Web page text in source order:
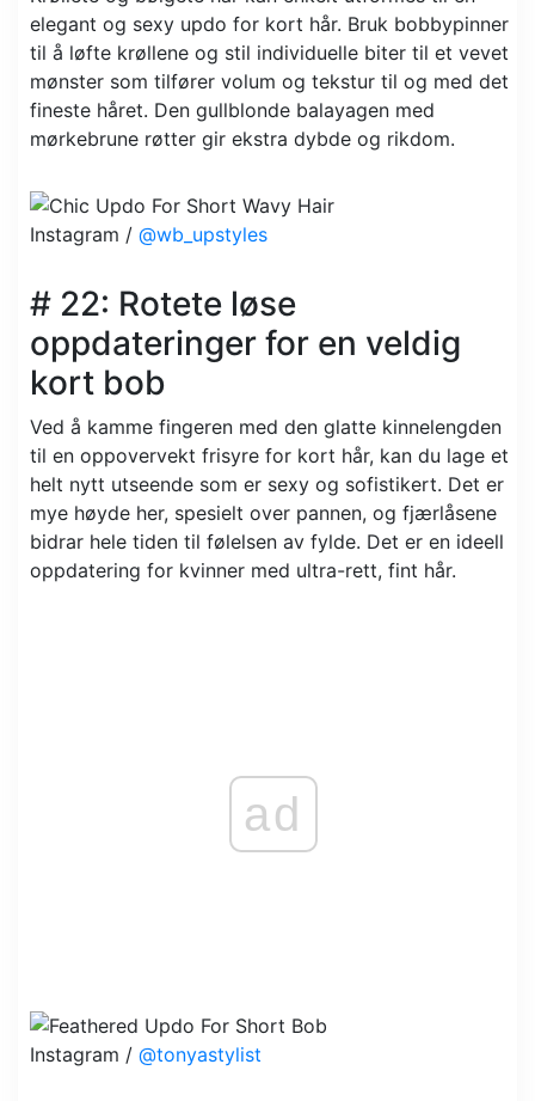
elegant og sexy updo for kort hår. Bruk bobbypinner
til å løfte krøllene og stil individuelle biter til et vevet
mønster som tilfører volum og tekstur til og med det
fineste håret. Den gullblonde balayagen med
mørkebrune røtter gir ekstra dybde og rikdom.
Instagram / @wb_upstyles
# 22: Rotete løse
oppdateringer for en veldig
kort bob
Ved å kamme fingeren med den glatte kinnelengden
til en oppovervekt frisyre for kort hår, kan du lage et
helt nytt utseende som er sexy og sofistikert. Det er
mye høyde her, spesielt over pannen, og fjærlåsene
bidrar hele tiden til følelsen av fylde. Det er en ideell
oppdatering for kvinner med ultra-rett, fint hår.
ad
Instagram / @tonyastylist